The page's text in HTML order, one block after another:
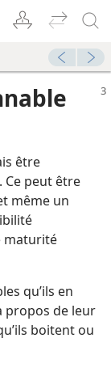
être
Ce peut être
même un
maturité
qu’ils en
propos de leur
boitent ou